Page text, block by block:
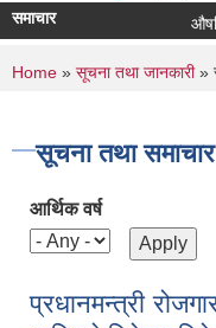
समाचार
You are here
Home » सूचना तथा जानकारी»
सूचना तथा समाचार
आर्थिक वर्ष
प्रधानमन्त्री